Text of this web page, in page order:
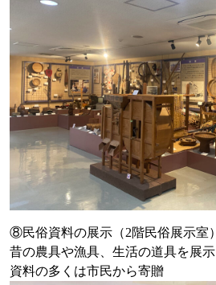
⑧民俗資料の展示（2階民俗展示室）
昔の農具や漁具、生活の道具を展示
資料の多くは市民から寄贈